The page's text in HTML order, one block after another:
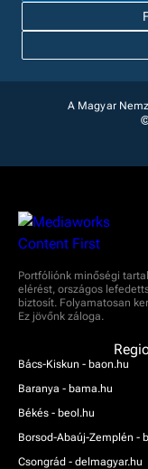
A Magyar
Portfóliónk minőségi
elérést, országos
biztosít. Folyamatosan
Ez jövőnk záloga.
Bács-Kiskun - baon.hu
Baranya - bama.hu
Békés - beol.hu
Borsod-Abaúj-Zemplén -
Csongrád - delmagyar.hu